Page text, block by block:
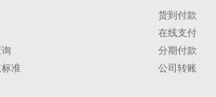
准
货到付款
在线支付
分期付款
公司转账